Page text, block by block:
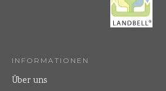
INFORMATIONEN
Über uns